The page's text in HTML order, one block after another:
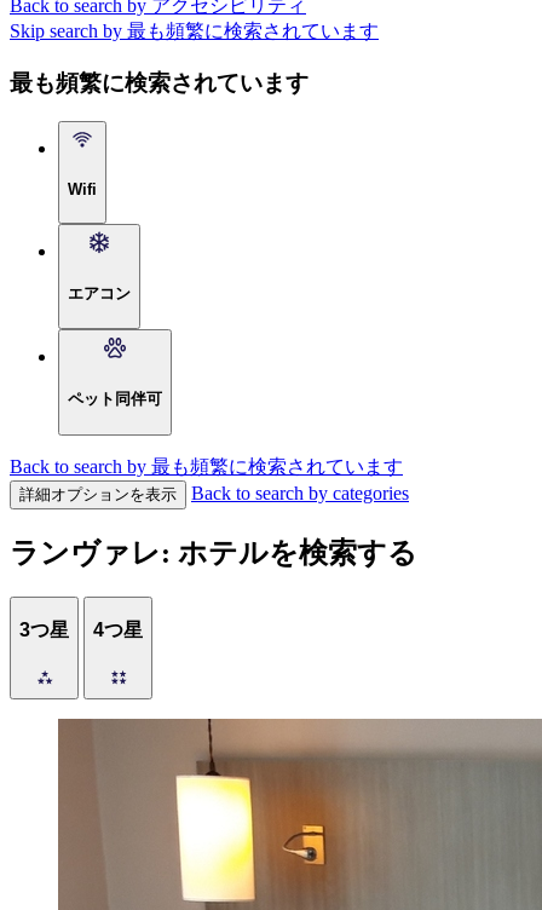
Back to search by アクセシビリティ
Skip search by 最も頻繁に検索されています
最も頻繁に検索されています
Wifi
エアコン
ペット同伴可
Back to search by 最も頻繁に検索されています
詳細オプションを表示 Back to search by categories
ランヴァレ: ホテルを検索する
3つ星 4つ星